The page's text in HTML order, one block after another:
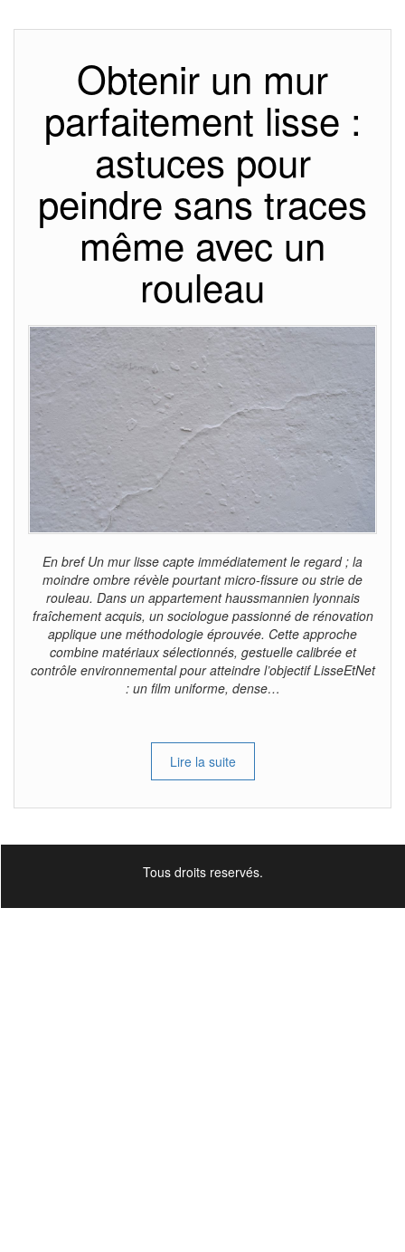
Obtenir un mur
parfaitement lisse :
astuces pour
peindre sans traces
même avec un
rouleau
En bref Un mur lisse capte immédiatement le regard ; la
moindre ombre révèle pourtant micro-fissure ou strie de
rouleau. Dans un appartement haussmannien lyonnais
fraîchement acquis, un sociologue passionné de rénovation
applique une méthodologie éprouvée. Cette approche
combine matériaux sélectionnés, gestuelle calibrée et
contrôle environnemental pour atteindre l’objectif LisseEtNet
: un film uniforme, dense…
Lire la suite
Tous droits reservés.